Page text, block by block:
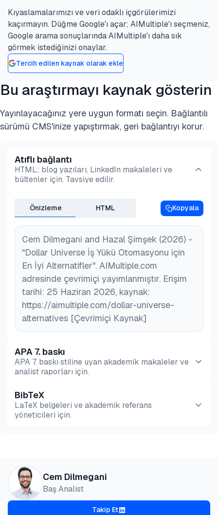
uçtan uca iş akışı otomasyonu için tek noktadan iş
yürütme sunar.
Önde gelen otomasyon platformları, çoklu
platformları, altyapı taleplerini ve heterojen
ortamlarda faaliyet gösteren istemcileri yönetmek
için tasarlanmış teknolojilerle kurumsal kullanım
için ölçeklenebilir çözümler sunar.
Kıyaslamalarımızı ve veri odaklı içgörülerimizi
kaçırmayın. Düğme Google'ı açar; AIMultiple'ı seçmeniz,
Google arama sonuçlarında AIMultiple'ı daha sık
görmek istediğinizi onaylar.
Tercih edilen kaynak olarak ekle
Bu araştırmayı kaynak gösterin
Yayınlayacağınız yere uygun formatı seçin. Bağlantılı
sürümü CMS'inize yapıştırmak, geri bağlantıyı korur.
Atıflı bağlantı
HTML; blog yazıları, LinkedIn makaleleri ve
bültenler için. Tavsiye edilir.
Önizleme HTML Kopyala
Cem Dilmegani and Hazal Şimşek (2026) -
"Dollar Universe İş Yükü Otomasyonu için
En İyi Alternatifler". AIMultiple.com
adresinde çevrimiçi yayımlanmıştır. Erişim
tarihi: 25 Haziran 2026, kaynak:
https://aimultiple.com/dollar-universe-
alternatives [Çevrimiçi Kaynak]
APA 7. baskı
APA 7. baskı stiline uyan akademik makaleler ve
analist raporları için.
Önizleme HTML
BibTeX
LaTeX belgeleri ve akademik referans
yöneticileri için.
@misc{dilmegani2026,
  author = {Dilmegani, Cem and Şimşek, Hazal},
title  = {{Dollar Universe İş Yükü Otomasyonu
  year   = {2026},
Cem Dilmegani
Baş Analist
Takip Et